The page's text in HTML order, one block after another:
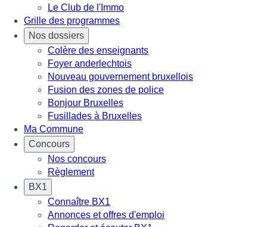
Le Club de l'Immo
Grille des programmes
Nos dossiers
Colère des enseignants
Foyer anderlechtois
Nouveau gouvernement bruxellois
Fusion des zones de police
Bonjour Bruxelles
Fusillades à Bruxelles
Ma Commune
Concours
Nos concours
Règlement
BX1
Connaître BX1
Annonces et offres d'emploi